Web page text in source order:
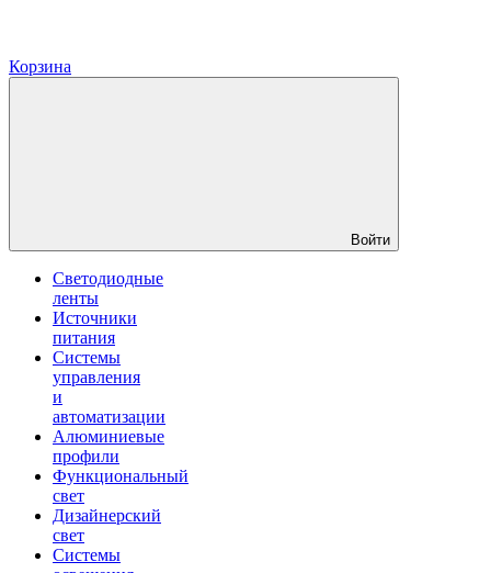
Корзина
Войти
Светодиодные
ленты
Источники
питания
Системы
управления
и
автоматизации
Алюминиевые
профили
Функциональный
свет
Дизайнерский
свет
Системы